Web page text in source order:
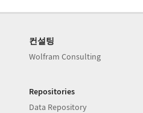
컨설팅
Wolfram Consulting
Repositories
Data Repository